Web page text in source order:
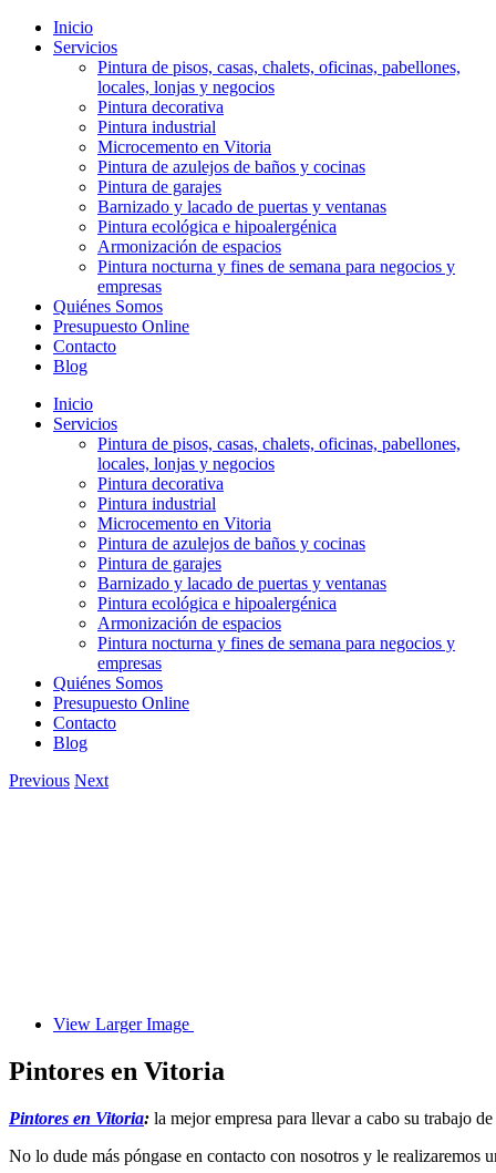
Inicio
Servicios
Pintura de pisos, casas, chalets, oficinas, pabellones,
locales, lonjas y negocios
Pintura decorativa
Pintura industrial
Microcemento en Vitoria
Pintura de azulejos de baños y cocinas
Pintura de garajes
Barnizado y lacado de puertas y ventanas
Pintura ecológica e hipoalergénica
Armonización de espacios
Pintura nocturna y fines de semana para negocios y
empresas
Quiénes Somos
Presupuesto Online
Contacto
Blog
Inicio
Servicios
Pintura de pisos, casas, chalets, oficinas, pabellones,
locales, lonjas y negocios
Pintura decorativa
Pintura industrial
Microcemento en Vitoria
Pintura de azulejos de baños y cocinas
Pintura de garajes
Barnizado y lacado de puertas y ventanas
Pintura ecológica e hipoalergénica
Armonización de espacios
Pintura nocturna y fines de semana para negocios y
empresas
Quiénes Somos
Presupuesto Online
Contacto
Blog
Previous Next
View Larger Image
Pintores en Vitoria
Pintores en Vitoria: la mejor empresa para llevar a cabo su trabajo
No lo dude más póngase en contacto con nosotros y le realizaremos